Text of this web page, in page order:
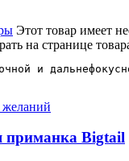
Этот товар имеет
на странице
и
желаний
приманка Bigtail